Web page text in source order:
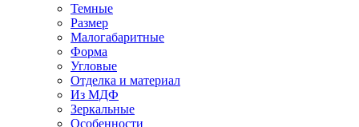
Темные
Размер
Малогабаритные
Форма
Угловые
Отделка и материал
Из МДФ
Зеркальные
Особенности